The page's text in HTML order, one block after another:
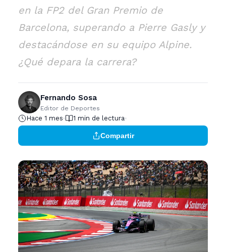
en la FP2 del Gran Premio de
Barcelona, superando a Pierre Gasly y
destacándose en su equipo Alpine.
¿Qué depara la carrera?
Fernando Sosa
Editor de Deportes
Hace 1 mes 1 min de lectura
Compartir